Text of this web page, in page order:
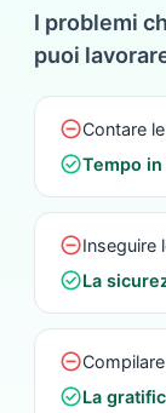
I problemi
puoi
do_not_disturb_onContare
check_circleTempo
do_not_disturb_onInseguire
check_circleLa
do_not_disturb_on
check_circleLa